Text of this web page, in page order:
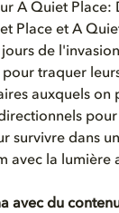
A Quiet Place:
Place et A
de
pour traquer
auxquels
survivre dans
avec la lumière
avec du